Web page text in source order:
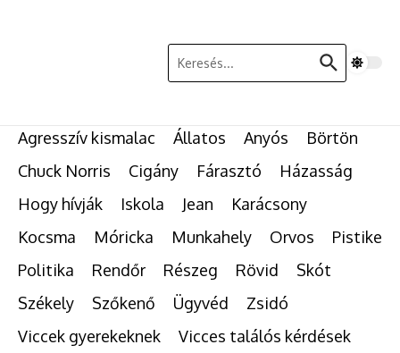
Keresés:
Agresszív kismalac Állatos Anyós
Börtön
Chuck Norris
Cigány Fárasztó
Házasság
Hogy hívják
Iskola Jean
Karácsony
Kocsma
Móricka Munkahely Orvos
Pistike
Politika
Rendőr Részeg Rövid
Skót
Székely
Szőkenő Ügyvéd
Zsidó
Viccek gyerekeknek
Vicces találós kérdések